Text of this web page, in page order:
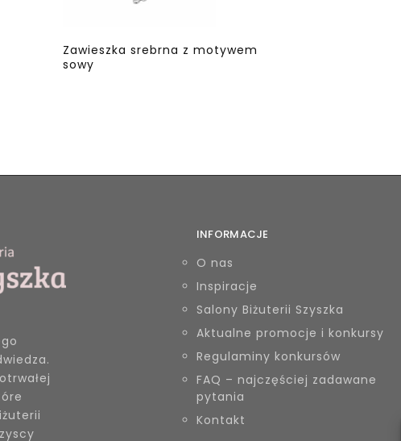
Zawieszka srebrna z motywem
sowy
INFORMACJE
O nas
Inspiracje
Salony Biżuterii Szyszka
Aktualne promocje i konkursy
Regulaminy konkursów
FAQ – najczęściej zadawane
pytania
Kontakt